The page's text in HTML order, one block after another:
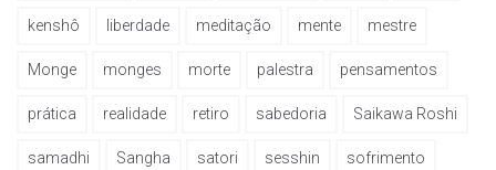
kenshô liberdade meditação mente mestre
Monge monges morte palestra pensamentos
prática realidade retiro sabedoria Saikawa Roshi
samadhi Sangha satori sesshin sofrimento